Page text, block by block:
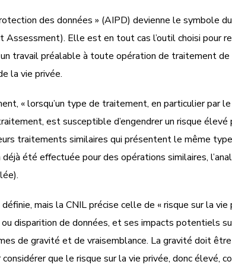
des données » (AIPD) devienne le symbole
Elle est en tout cas l’outil choisi pour
travail préalable à toute opération de traitement
la vie privée.
« lorsqu’un type de traitement, en particulier
est susceptible d’engendrer un risque
traitements similaires qui présentent le même
déjà été effectuée pour des opérations similaires,
mais la CNIL précise celle de « risque sur la vie
disparition de données, et ses impacts potentiels
de gravité et de vraisemblance. La gravité doit
que le risque sur la vie privée, donc